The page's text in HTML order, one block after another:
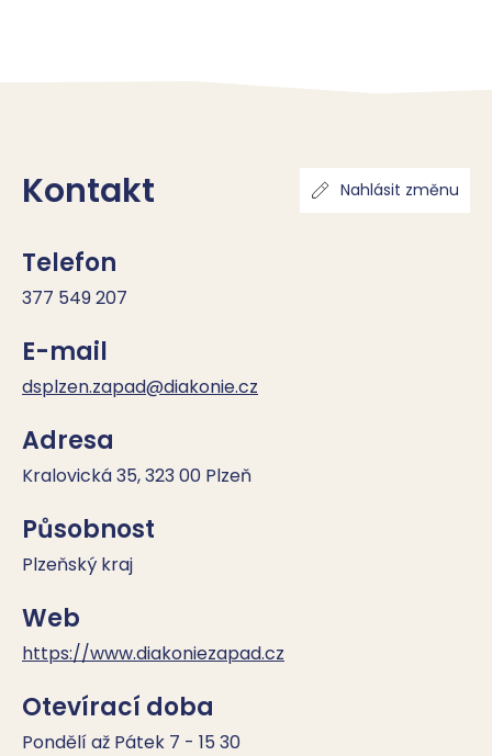
Kontakt Nahlásit změnu
Telefon
377 549 207
E-mail
dsplzen.zapad@diakonie.cz
Adresa
Kralovická 35, 323 00 Plzeň
Působnost
Plzeňský kraj
Web
https://www.diakoniezapad.cz
Otevírací doba
Pondělí až Pátek 7 - 15 30